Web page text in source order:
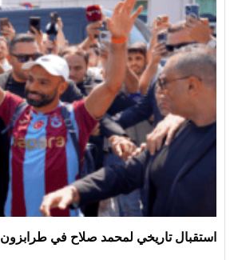
استقبال تاريخي لمحمد صلاح في طرابزون